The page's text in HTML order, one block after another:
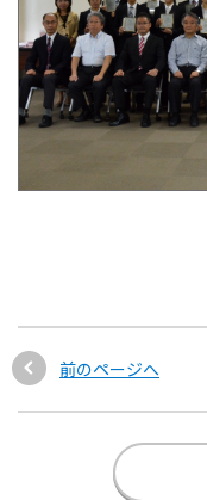
前のページへ